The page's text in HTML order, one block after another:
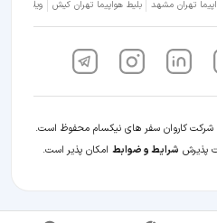
تهران مشهد بلیط هواپیما تهران کیش ویلا شمال
شرکت کاروان سفر های نیکسام محفوظ است.
پذیرش شرایط و ضوابط امکان پذیر است.